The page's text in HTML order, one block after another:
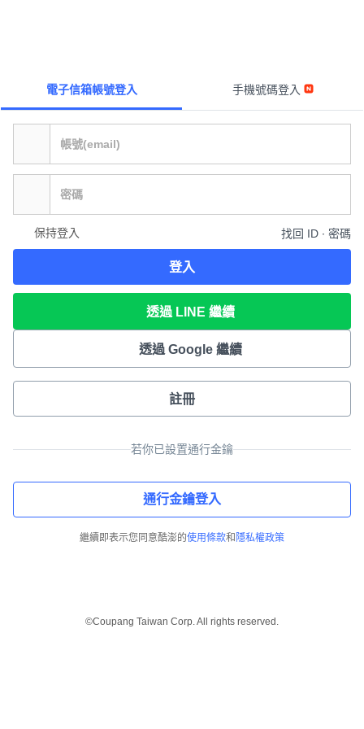
電子信箱帳號登入 手機號碼登入
保持登入 找回 ID ∙ 密碼
登入
透過 LINE 繼續
透過 Google 繼續
註冊
若你已設置通行金鑰
通行金鑰登入
繼續即表示您同意酷澎的使用條款和 隱私權政策
©Coupang Taiwan Corp. All rights reserved.